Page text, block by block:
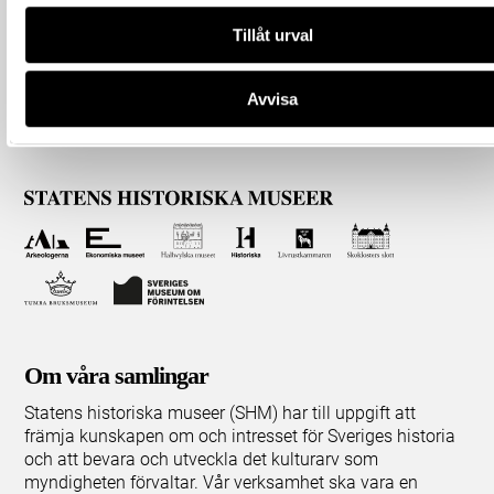
Tillåt urval
Avvisa
Om våra samlingar
Statens historiska museer (SHM) har till uppgift att
främja kunskapen om och intresset för Sveriges historia
och att bevara och utveckla det kulturarv som
myndigheten förvaltar. Vår verksamhet ska vara en